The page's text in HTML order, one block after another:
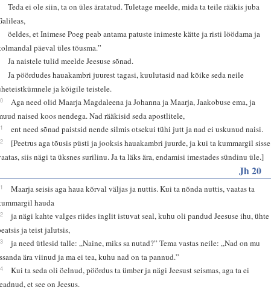
Teda ei ole siin, ta on üles äratatud. Tuletage meelde, mida ta teile rääkis juba
öeldes, et Inimese Poeg peab antama patuste inimeste kätte ja risti löödama ja
päeval üles tõusma.”
Ja naistele tulid meelde Jeesuse sõnad.
Ja pöördudes hauakambri juurest tagasi, kuulutasid nad kõike seda neile
ja kõigile teistele.
Aga need olid Maarja Magdaleena ja Johanna ja Maarja, Jaakobuse ema, ja
naised koos nendega. Nad rääkisid seda apostlitele,
ent need sõnad paistsid nende silmis otsekui tühi jutt ja nad ei uskunud naisi.
[Peetrus aga tõusis püsti ja jooksis hauakambri juurde, ja kui ta kummargil sisse
siis nägi ta üksnes surilinu. Ja ta läks ära, endamisi imestades sündinu üle.]
Jh 20
Maarja seisis aga haua kõrval väljas ja nuttis. Kui ta nõnda nuttis, vaatas ta
hauda
ja nägi kahte valges riides inglit istuvat seal, kuhu oli pandud Jeesuse ihu, ühte
ja teist jalutsis,
ja need ütlesid talle: „Naine, miks sa nutad?” Tema vastas neile: „Nad on mu
ära viinud ja ma ei tea, kuhu nad on ta pannud.”
Kui ta seda oli öelnud, pöördus ta ümber ja nägi Jeesust seismas, aga ta ei
et see on Jeesus.